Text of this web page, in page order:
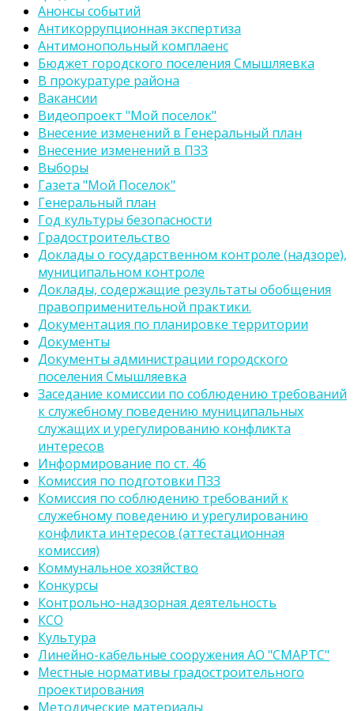
Анонсы событий
Антикоррупционная экспертиза
Антимонопольный комплаенс
Бюджет городского поселения Смышляевка
В прокуратуре района
Вакансии
Видеопроект "Мой поселок"
Внесение изменений в Генеральный план
Внесение изменений в ПЗЗ
Выборы
Газета "Мой Поселок"
Генеральный план
Год культуры безопасности
Градостроительство
Доклады о государственном контроле (надзоре),
муниципальном контроле
Доклады, содержащие результаты обобщения
правоприменительной практики.
Документация по планировке территории
Документы
Документы администрации городского
поселения Смышляевка
Заседание комиссии по соблюдению требований
к служебному поведению муниципальных
служащих и урегулированию конфликта
интересов
Информирование по ст. 46
Комиссия по подготовки ПЗЗ
Комиссия по соблюдению требований к
служебному поведению и урегулированию
конфликта интересов (аттестационная
комиссия)
Коммунальное хозяйство
Конкурсы
Контрольно-надзорная деятельность
КСО
Культура
Линейно-кабельные сооружения АО "СМАРТС"
Местные нормативы градостроительного
проектирования
Методические материалы